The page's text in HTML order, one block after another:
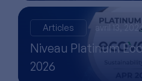
Articles avril 13,
Niveau Platinum
2026